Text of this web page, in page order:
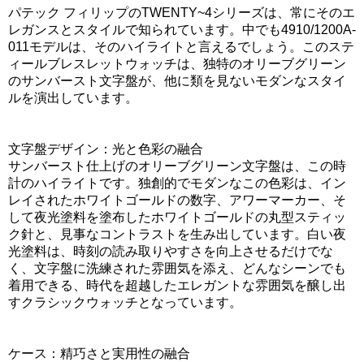
パテック フィリップのTWENTY~4シリーズは、常にそのエ
レガンスとスタイルで知られています。中でも4910/1200A-
011モデルは、そのハイライトと言えるでしょう。このステ
ィールブレスレットウォッチは、独特のオリーブグリーン
のサンバースト文字盤が、他に類を見ないモダンなスタイ
ルを演出しています。
文字盤デザイン：光と色彩の融合
サンバースト仕上げのオリーブグリーン文字盤は、この時
計のハイライトです。独創的でモダンなこの色彩は、イン
レイされたホワイトゴールドの数字、アワーマーカー、そ
して夜光塗料を塗布したホワイトゴールドの丸型スティッ
ク針と、見事なコントラストを生み出しています。白い夜
光塗料は、時刻の読み取りやすさを向上させるだけでな
く、文字盤に洗練された雰囲気を添え、どんなシーンでも
着用できる、時代を超越したエレガントな雰囲気を醸し出
すクラシックウォッチとなっています。
ケース：精巧さと実用性の融合